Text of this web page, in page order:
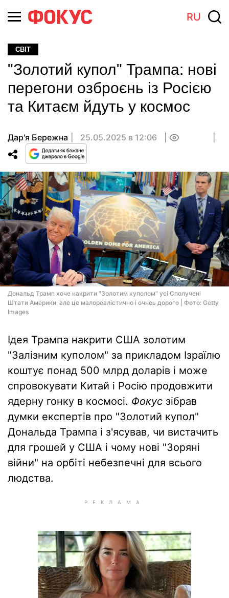
RU
СВІТ
"Золотий купол" Трампа: нові
перегони озброєнь із Росією
та Китаєм йдуть у космос
Дар'я Бережна 25.05.2025 в 12:06
Дональд Трамп хоче накрити "Золотим куполом" усі Сполучені
Штати Америки, але це малореалістично і очнеь дорого | Фото: Getty
Images
Ідея Трампа накрити США золотим
"Залізним куполом" за прикладом Ізраїлю
коштує понад 500 млрд доларів і може
спровокувати Китай і Росію продовжити
ядерну гонку в космосі. Фокус зібрав
думки експертів про "Золотий купол"
Дональда Трампа і з'ясував, чи вистачить
для грошей у США і чому нові "Зоряні
війни" на орбіті небезпечні для всього
людства.